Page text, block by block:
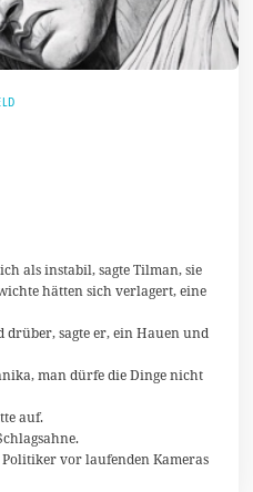
als instabil, sagte Tilman, sie
hätten sich verlagert, eine
drüber, sagte er, ein Hauen und
man dürfe die Dinge nicht
auf.
vor laufenden Kameras